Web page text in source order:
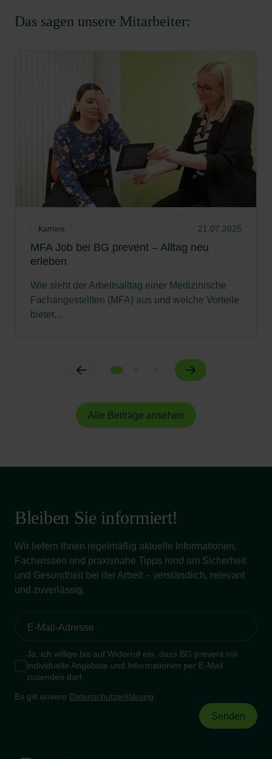
Das sagen unsere Mitarbeiter:
Karriere 21.07.2025
MFA Job bei BG prevent – Alltag neu
erleben
Wie sieht der Arbeitsalltag einer Medizinische
Fachangestellten (MFA) aus und welche Vorteile
bietet...
Alle Beiträge ansehen
Bleiben Sie informiert!
Wir liefern Ihnen regelmäßig aktuelle Informationen,
Fachwissen und praxisnahe Tipps rund um Sicherheit
und Gesundheit bei der Arbeit – verständlich, relevant
und zuverlässig.
Ja, ich willige bis auf Widerruf ein, dass BG prevent mir
individuelle Angebote und Informationen per E-Mail
zusenden darf.
Es gilt unsere Datenschutzerklärung